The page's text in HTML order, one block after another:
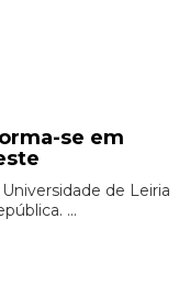
se em
de Leiria
...